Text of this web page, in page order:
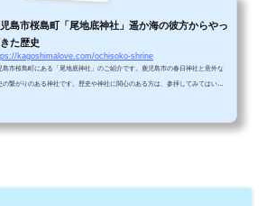
島市桜島町「尾地底神社」遥か海の彼方からやっ
た歴史
kagoshimalove.com/ochisoko-shrine
島市桜島町にある「尾地底神社」のご紹介です。鹿児島市の春日神社と意外な
の繋がりのある神社です。歴史や神社に関心のある方は、参拝してみてはいか
ます。階段を登ったところに社殿があります。木で隠れていますね。 近くで撮